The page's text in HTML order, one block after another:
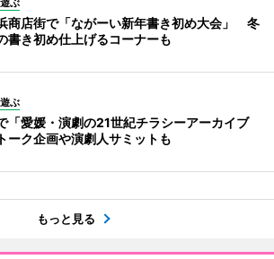
ぶ
商店街で「ながーい新年書き初め大会」 冬
書き初め仕上げるコーナーも
ぶ
「愛媛・演劇の21世紀チラシーアーカイブ
ーク企画や演劇人サミットも
もっと見る